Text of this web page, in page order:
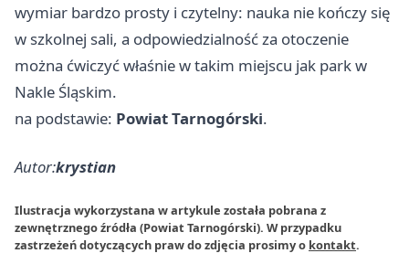
wymiar bardzo prosty i czytelny: nauka nie kończy się
w szkolnej sali, a odpowiedzialność za otoczenie
można ćwiczyć właśnie w takim miejscu jak park w
Nakle Śląskim.
na podstawie: Powiat Tarnogórski.
Autor:krystian
Ilustracja wykorzystana w artykule została pobrana z
zewnętrznego źródła (Powiat Tarnogórski). W przypadku
zastrzeżeń dotyczących praw do zdjęcia prosimy o kontakt.